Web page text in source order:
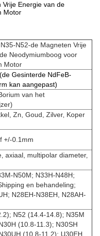
Energie van de
Motor
N52-de Magneten Vrije
Neodymiumboog voor
Motor
Gesinterde NdFeB-
kan aangepast)
van het
Zn, Goud, Zilver, Koper
+/-0.1mm
axiaal, multipolar diameter,
N50M; N33H-N48H;
en behandeling;
N28EH-N38EH, N28AH-
N52 (14.4-14.8); N35M
(10.8-11.3); N30SH
(10.8-11.2); U30EH